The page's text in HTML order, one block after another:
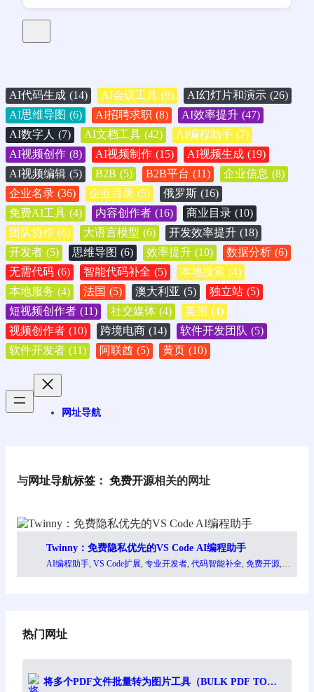
AI代码生成 (14) AI会议工具 (8) AI幻灯片和演示 (26)
AI思维导图 (6) AI招聘求职 (8) AI效率提升 (47)
AI数字人 (7) AI文档工具 (42) AI编程助手 (7)
AI视频创作 (8) AI视频制作 (15) AI视频生成 (19)
AI视频编辑 (5) B2B (5) B2B平台 (11) 企业信息 (8)
企业名录 (36) 企业目录 (5) 俄罗斯 (16)
免费AI工具 (4) 内容创作者 (16) 商业目录 (10)
团队协作 (6) 大语言模型 (6) 开发效率提升 (18)
开发者 (5) 思维导图 (6) 效率提升 (10) 数据分析 (6)
无需代码 (6) 智能代码补全 (5) 本地搜索 (4)
本地服务 (4) 法国 (5) 澳大利亚 (5) 独立站 (5)
短视频创作者 (11) 社交媒体 (4) 美国 (4)
视频创作者 (10) 跨境电商 (14) 软件开发团队 (5)
软件开发者 (11) 阿联酋 (5) 黄页 (10)
网址导航
与网址导航标签： 免费开源相关的网址
Twinny：免费隐私优先的VS Code AI编程助手
AI编程助手, VS Code扩展, 专业开发者, 代码智能补全, 免费开源,
隐私优先开发工具
热门网址
将多个PDF文件批量转为图片工具（BULK PDF TO